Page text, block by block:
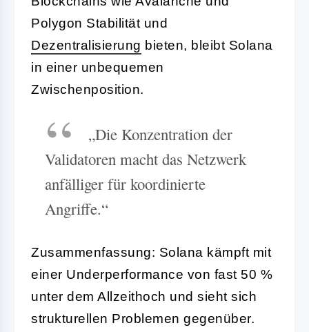
Polygon Stabilität und
Dezentralisierung bieten, bleibt Solana
in einer unbequemen
Zwischenposition.
„Die Konzentration der
Validatoren macht das Netzwerk
anfälliger für koordinierte
Angriffe.“
Zusammenfassung: Solana kämpft mit
einer Underperformance von fast 50 %
unter dem Allzeithoch und sieht sich
strukturellen Problemen gegenüber.